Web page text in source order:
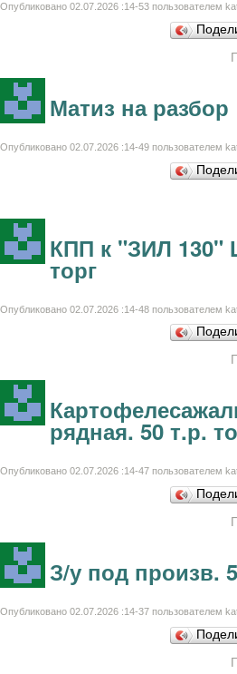
Опубликовано 02.07.2026 :14-53 пользователем
Матиз на разбор
Опубликовано 02.07.2026 :14-49 пользователем
КПП к "ЗИЛ 130"
торг
Опубликовано 02.07.2026 :14-48 пользователем
рядная. 50 т.р.
Опубликовано 02.07.2026 :14-47 пользователем
З/у под произв.
Опубликовано 02.07.2026 :14-37 пользователем